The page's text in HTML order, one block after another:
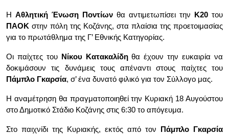
Η Αθλητική Ένωση Ποντίων θα αντιμετωπίσει την Κ20 του
ΠΑΟΚ στην πόλη της Κοζάνης, στα πλαίσια της προετοιμασίας
για το πρωτάθλημα της Γ’ Εθνικής Κατηγορίας.
Οι παίχτες του Νίκου Κατακαλίδηθα έχουν την ευκαιρία να
δοκιμάσουν τις δυνάμεις τους απέναντι στους παίχτες του
Πάμπλο Γκαρσία, σ’ ένα δυνατό φιλικό για τον Σύλλογο μας.
Η αναμέτρηση θα πραγματοποιηθεί την Κυριακή 18 Αυγούστου
στο Δημοτικό Στάδιο Κοζάνης στις 6:30 το απόγευμα.
Στο παιχνίδι της Κυριακής, εκτός από τον Πάμπλο Γκαρσία